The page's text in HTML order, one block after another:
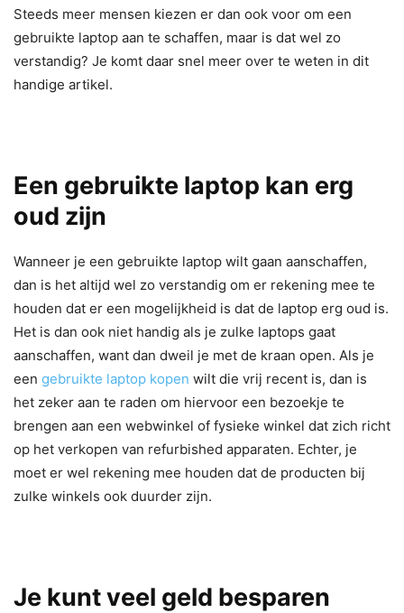
Steeds meer mensen kiezen er dan ook voor om een
gebruikte laptop aan te schaffen, maar is dat wel zo
verstandig? Je komt daar snel meer over te weten in dit
handige artikel.
Een gebruikte laptop kan erg
oud zijn
Wanneer je een gebruikte laptop wilt gaan aanschaffen,
dan is het altijd wel zo verstandig om er rekening mee te
houden dat er een mogelijkheid is dat de laptop erg oud is.
Het is dan ook niet handig als je zulke laptops gaat
aanschaffen, want dan dweil je met de kraan open. Als je
een gebruikte laptop kopen wilt die vrij recent is, dan is
het zeker aan te raden om hiervoor een bezoekje te
brengen aan een webwinkel of fysieke winkel dat zich richt
op het verkopen van refurbished apparaten. Echter, je
moet er wel rekening mee houden dat de producten bij
zulke winkels ook duurder zijn.
Je kunt veel geld besparen